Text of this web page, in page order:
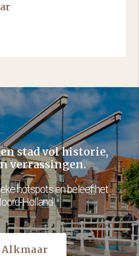
stad vol historie,
verrassingen.
hotspots en beleef het
Holland!